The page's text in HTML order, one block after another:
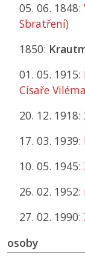
05. 06. 1848:
Sbratření)
1850:
01. 05. 1915:
Císaře
20. 12. 1918:
17. 03. 1939:
10. 05. 1945:
26. 02. 1952:
27. 02. 1990:
osoby